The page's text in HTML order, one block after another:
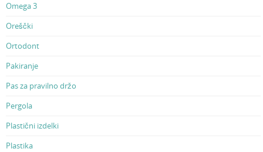
Omega 3
Oreščki
Ortodont
Pakiranje
Pas za pravilno držo
Pergola
Plastični izdelki
Plastika